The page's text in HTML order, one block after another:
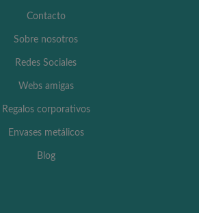
Contacto
Sobre nosotros
Redes Sociales
Webs amigas
Regalos corporativos
Envases metálicos
Blog